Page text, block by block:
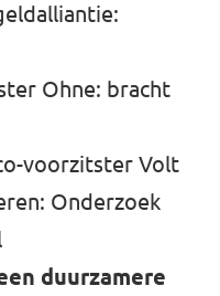
Ohne: bracht
voorzitster Volt
Onderzoek
duurzamere